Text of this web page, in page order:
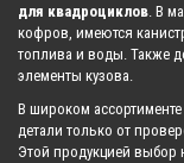
для квадроциклов. В
кофров, имеются
топлива и воды. Также
элементы кузова.
В широком
детали только от
Этой продукцией выбор